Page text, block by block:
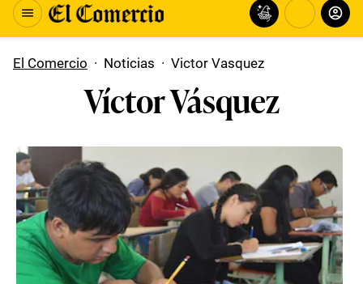
El Comercio · Noticias · Victor Vasquez
Víctor Vásquez